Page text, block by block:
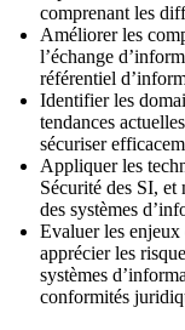
comprenant les
Améliorer les
l’échange
référentiel
Identifier les
tendances
sécuriser
Appliquer les
Sécurité des SI, et
des systèmes
Evaluer les enjeux
apprécier les
systèmes
conformités